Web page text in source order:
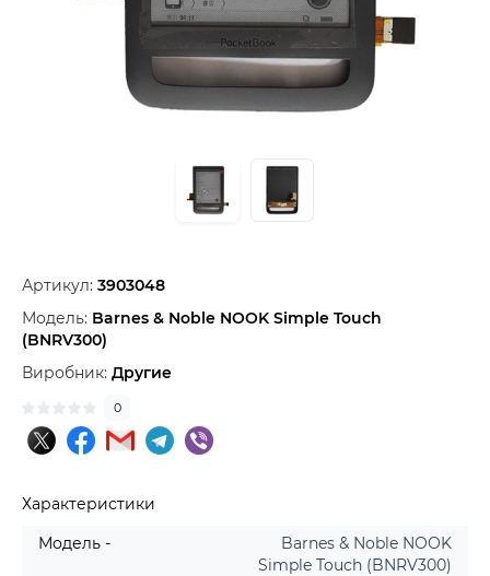
Артикул: 3903048
Модель: Barnes & Noble NOOK Simple Touch
(BNRV300)
Виробник: Другие
0
Характеристики
Модель -
Barnes & Noble NOOK
Simple Touch (BNRV300)